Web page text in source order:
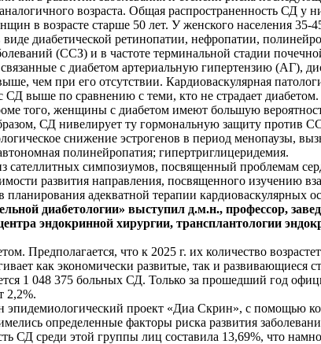
возраста. Общая распространенность СД у
в возрасте старше 50 лет. У женского населения 35-
диабетической ретинопатии, нефропатии,
(ССЗ) и в частоте терминальной стадии
с диабетом артериальную гипертензию (АГ),
чем при его отсутствии. Кардиоваскулярная
выше по сравнению с теми, кто не страдает
того, женщины с диабетом имеют большую
СД нивелирует ту гормональную защиту против
снижение эстрогенов в период менопаузы,
полинейропатия; гипертриглицеридемия.
симпозиумов, посвященный проблемам
развития направления, посвященного изучению
планирования адекватной терапии
диабетологии» выступил д.м.н., профессор,
эндокринной хирургии, трансплантологии
Предполагается, что к 2025 г. их количество
как экономически развитые, так и развивающиеся
1 048 375 больных СД. Только за прошедший год
2,2%.
проект «Диа Скрин», с помощью
определенные факторы риска развития
СД среди этой группы лиц составила 13,69%, что